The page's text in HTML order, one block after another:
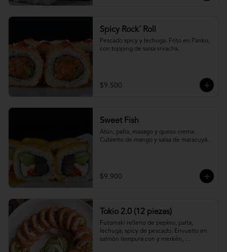
Spicy Rock´ Roll
Pescado spicy y lechuga. Frito en Panko,
con topping de salsa sriracha.
$9.500
Sweet Fish
Atún, palta, masago y queso crema.
Cubierto de mango y salsa de maracuyá.
$9.900
Tokio 2.0 (12 piezas)
Futomaki relleno de pepino, palta,
lechuga, spicy de pescado. Envuelto en
salmón tempura con y merkén,